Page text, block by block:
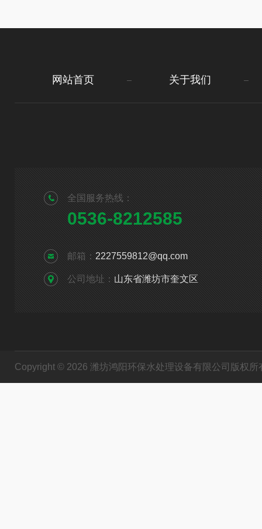
网站首页 关于我们
全国服务热线：
0536-8212585
邮箱： 2227559812@qq.com
公司地址： 山东省潍坊市奎文区
Copyright © 2026 潍坊鸿阳环保水处理设备有限公司版权所